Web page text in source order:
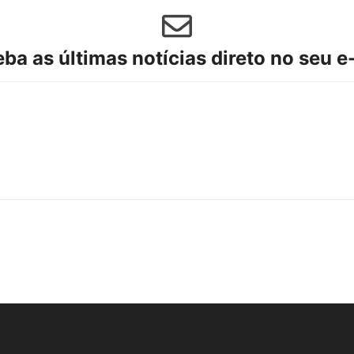
as últimas notícias direto no seu